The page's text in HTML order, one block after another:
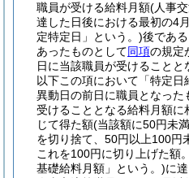
職員が受ける給料月額(人事
達した日後における最初の4
定特定日」という。)後であ
あったものとして同項の規定
日に当該職員が受けることと
以下この項において「特定日
異動日の前日に職員となっ
受けることとなる給料月額
じて得た額(当該額に50円未
を切り捨て、50円以上100円
これを100円に切り上げた額
基礎給料月額」という。)に